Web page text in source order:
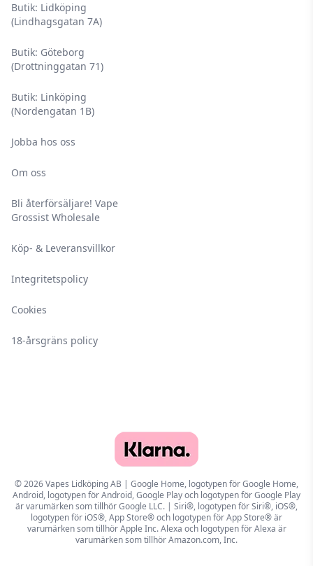
Butik: Lidköping
(Lindhagsgatan 7A)
Butik: Göteborg
(Drottninggatan 71)
Butik: Linköping
(Nordengatan 1B)
Jobba hos oss
Om oss
Bli återförsäljare! Vape
Grossist Wholesale
Köp- & Leveransvillkor
Integritetspolicy
Cookies
18-årsgräns policy
© 2026 Vapes Lidköping AB | Google Home, logotypen för Google Home,
Android, logotypen för Android, Google Play och logotypen för Google Play
är varumärken som tillhör Google LLC. | Siri®, logotypen för Siri®, iOS®,
logotypen för iOS®, App Store® och logotypen för App Store® är
varumärken som tillhör Apple Inc. Alexa och logotypen för Alexa är
varumärken som tillhör Amazon.com, Inc.